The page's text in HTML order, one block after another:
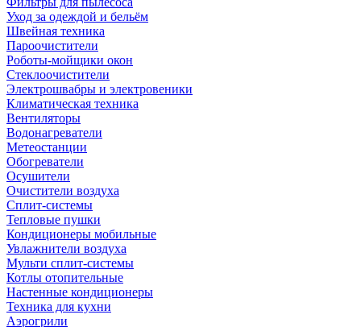
Уход за одеждой и бельём
Швейная техника
Пароочистители
Роботы-мойщики окон
Стеклоочистители
Электрошвабры и электровеники
Климатическая техника
Вентиляторы
Водонагреватели
Метеостанции
Обогреватели
Осушители
Очистители воздуха
Сплит-системы
Тепловые пушки
Кондиционеры мобильные
Увлажнители воздуха
Мульти сплит-системы
Котлы отопительные
Настенные кондиционеры
Техника для кухни
Аэрогрили